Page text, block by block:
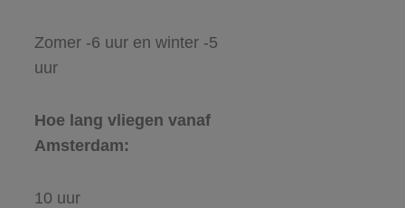
Zomer -6 uur en winter -5
uur
Hoe lang vliegen vanaf
Amsterdam:
10 uur